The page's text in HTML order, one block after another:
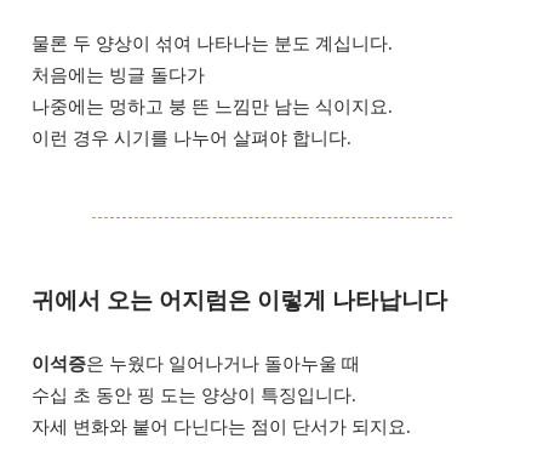
물론 두 양상이 섞여 나타나는 분도 계십니다.
처음에는 빙글 돌다가
나중에는 멍하고 붕 뜬 느낌만 남는 식이지요.
이런 경우 시기를 나누어 살펴야 합니다.
귀에서 오는 어지럼은 이렇게 나타납니다
이석증은 누웠다 일어나거나 돌아누울 때
수십 초 동안 핑 도는 양상이 특징입니다.
자세 변화와 붙어 다닌다는 점이 단서가 되지요.